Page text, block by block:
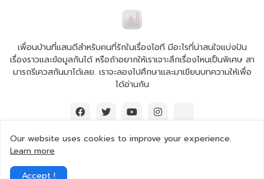
เพื่อนบ้านที่แสนดีสำหรับคนที่รักในเรื่องไอที มีอะไรที่น่าสนใจแบ่งปัน
เรื่องราวและข้อมูลกันได้ หรือถ้าอยากให้เราเจาะลึกเรื่องไหนเป็นพิเศษ สา
มารถรีเควสกันมาได้เลย. เราจะลองไปศึกษาและมาเขียนบทความให้เพื่อ
ได้อ่านกัน
Our website uses cookies to improve your experience.
Learn more
Accept !